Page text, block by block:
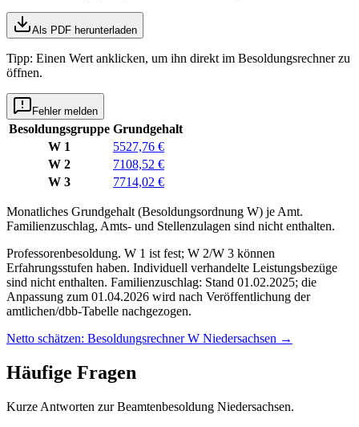
Als PDF herunterladen
Tipp: Einen Wert anklicken, um ihn direkt im Besoldungsrechner zu
öffnen.
Fehler melden
Besoldungsgruppe Grundgehalt
W 1
5527,76 €
W 2
7108,52 €
W 3
7714,02 €
Monatliches Grundgehalt (Besoldungsordnung W) je Amt.
Familienzuschlag, Amts- und Stellenzulagen sind nicht enthalten.
Professorenbesoldung. W 1 ist fest; W 2/W 3 können
Erfahrungsstufen haben. Individuell verhandelte Leistungsbezüge
sind nicht enthalten. Familienzuschlag: Stand 01.02.2025; die
Anpassung zum 01.04.2026 wird nach Veröffentlichung der
amtlichen/dbb-Tabelle nachgezogen.
Netto schätzen: Besoldungsrechner W Niedersachsen →
Häufige Fragen
Kurze Antworten zur Beamtenbesoldung Niedersachsen.